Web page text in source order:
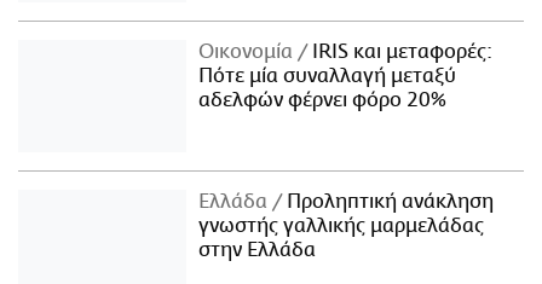
Οικονομία
IRIS και μεταφορές:
Πότε μία συναλλαγή μεταξύ
αδελφών φέρνει φόρο 20%
Ελλάδα
Προληπτική ανάκληση
γνωστής γαλλικής μαρμελάδας
στην Ελλάδα